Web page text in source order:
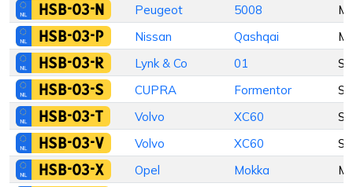
HSB-03-N Peugeot 5008
HSB-03-P Nissan Qashqai
HSB-03-R Lynk & Co 01
HSB-03-S CUPRA Formentor
HSB-03-T Volvo XC60
HSB-03-V Volvo XC60
HSB-03-X Opel Mokka